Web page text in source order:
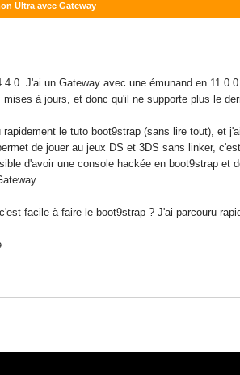
Ultra avec Gateway
J'ai un Gateway avec une émunand en
à jours, et donc qu'il ne supporte plus le
rapidement le tuto boot9strap (sans lire tout), et
de jouer au jeux DS et 3DS sans linker,
d'avoir une console hackée en boot9strap et
facile à faire le boot9strap ? J'ai parcouru